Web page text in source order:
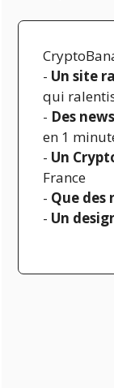
- Un site
qui
- Des
en 1
- Un
France
- Que des
- Un